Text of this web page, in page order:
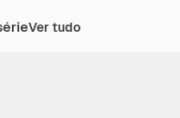
Ver tudo